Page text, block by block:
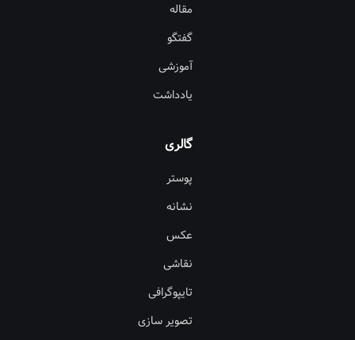
مقاله
گفتگو
آموزشی
یادداشت
گالری
پوستر
نشانه
عکس
نقاشی
تایپوگرافی
تصویر سازی